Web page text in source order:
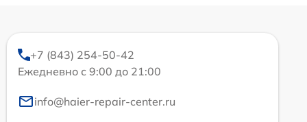
+7 (843) 254-50-42
Ежедневно с 9:00 до 21:00
info@haier-repair-center.ru